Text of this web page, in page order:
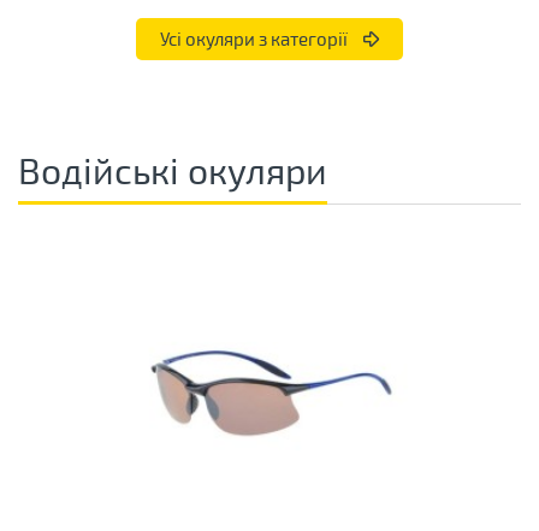
Усі окуляри з категорії
Водійські окуляри